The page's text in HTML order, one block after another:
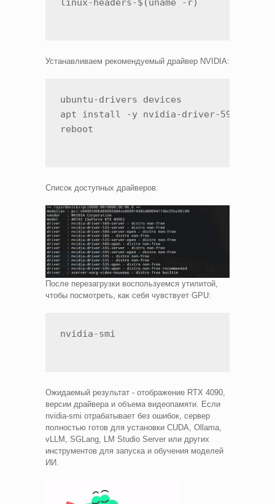
linux-headers-$(uname -r)
Устанавливаем рекомендуемый драйвер NVIDIA:
ubuntu-drivers devices
apt install -y nvidia-driver-595-open
reboot
Список доступных драйверов:
После перезагрузки воспользуемся утилитой,
чтобы посмотреть, как себя чувствует GPU:
nvidia-smi
Ожидаемый результат - отображение RTX 4090,
версии драйвера и объема видеопамяти. Если
nvidia-smi отрабатывает без ошибок, сервер
полностью готов для установки CUDA, Ollama,
vLLM, SGLang, LM Studio Server или других
инструментов для запуска и обучения моделей
ИИ.